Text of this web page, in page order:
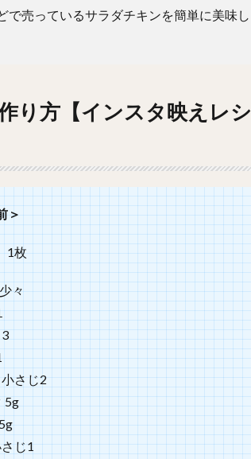
売っているサラダチキンを簡単に美味し
り方【インスタ映えレシ
＞
1枚
々
さじ2
5g
じ1